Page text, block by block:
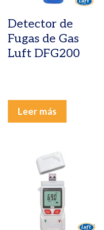
Detector de
Fugas de Gas
Luft DFG200
Leer más